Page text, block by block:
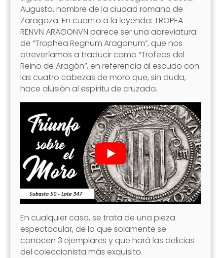
Augusta, nombre de la ciudad romana de
Zaragoza. En cuanto a la leyenda: TROPEA
RENVN ARAGONVN parece ser una abreviatura
de “Trophea Regnum Aragonum”, que nos
atreveríamos a traducir como “Trofeos del
Reino de Aragón”, en referencia al escudo con
las cuatro cabezas de moro que, sin duda,
hace alusión al espíritu de cruzada.
En cualquier caso, se trata de una pieza
espectacular, de la que solamente se
conocen 3 ejemplares y que hará las delicias
del coleccionista más exquisito.